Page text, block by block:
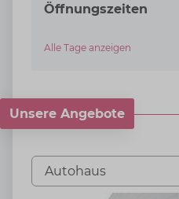
Öffnungszeiten
Alle Tage anzeigen
Unsere Angebote
Tab auswählen